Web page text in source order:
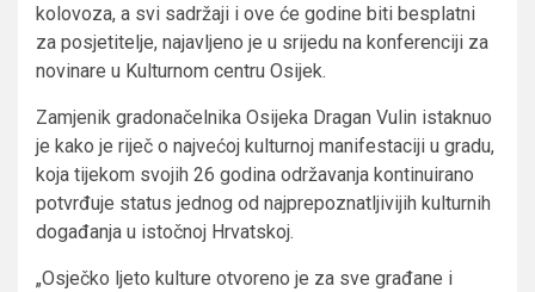
kolovoza, a svi sadržaji i ove će godine biti besplatni
za posjetitelje, najavljeno je u srijedu na konferenciji za
novinare u Kulturnom centru Osijek.
Zamjenik gradonačelnika Osijeka Dragan Vulin istaknuo
je kako je riječ o najvećoj kulturnoj manifestaciji u gradu,
koja tijekom svojih 26 godina održavanja kontinuirano
potvrđuje status jednog od najprepoznatljivijih kulturnih
događanja u istočnoj Hrvatskoj.
„Osječko ljeto kulture otvoreno je za sve građane i